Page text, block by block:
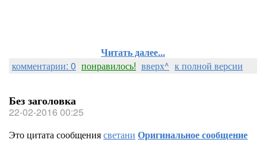
Читать далее...
комментарии: 0 понравилось! вверх^ к полной версии
Без заголовка
22-02-2016 00:25
Это цитата сообщениясветани Оригинальное сообщение